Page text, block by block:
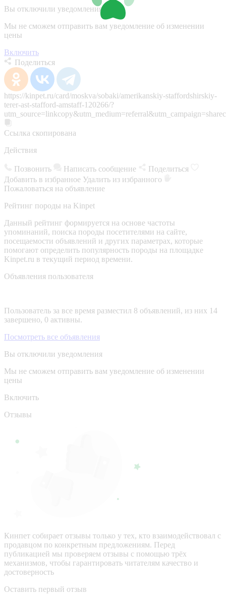
Вы отключили уведомления
Мы не сможем отправить вам уведомление об изменении
цены
Включить
Поделиться
https://kinpet.ru/card/moskva/sobaki/amerikanskiy-staffordshirskiy-
terer-ast-stafford-amstaff-120266/?
Ссылка скопирована
Действия
Позвонить Написать сообщение
Поделиться
Добавить в избранное Удалить из избранного
Пожаловаться на объявление
Рейтинг породы на Kinpet
Данный рейтинг формируется на основе частоты
упоминаний, поиска породы посетителями на сайте,
посещаемости объявлений и других параметрах, которые
помогают определить популярность породы на площадке
Kinpet.ru в текущий период времени.
Объявления пользователя
Пользователь за все время разместил 8 объявлений, из них 14
завершено, 0 активны.
Посмотреть все объявления
Вы отключили уведомления
Мы не сможем отправить вам уведомление об изменении
цены
Включить
Отзывы
Кинпет собирает отзывы только у тех, кто взаимодействовал с
продавцом по конкретным предложениям. Перед
публикацией мы проверяем отзывы с помощью трёх
механизмов, чтобы гарантировать читателям качество и
достоверность
Оставить первый отзыв